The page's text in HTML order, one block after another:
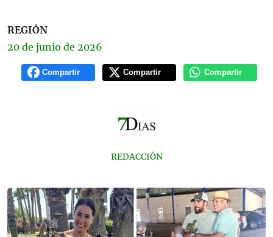
REGIÓN
20 de junio de 2026
Compartir Compartir Compartir
REDACCIÓN